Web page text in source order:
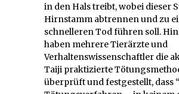
in den Hals treibt, wobei dieser
Hirnstamm abtrennen und zu
schnelleren Tod führen soll.
haben mehrere Tierärzte und
Verhaltenswissenschaftler die
Taiji praktizierte
überprüft und festgestellt, dass